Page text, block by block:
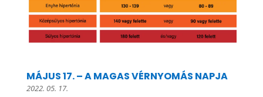
MÁJUS 17. – A MAGAS VÉRNYOMÁS NAPJA
2022. 05. 17.